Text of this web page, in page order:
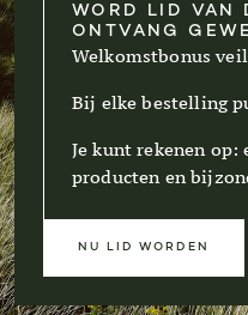
WORD LID VAN
ONTVANG
Welkomstbonus
Bij elke bestelling
Je kunt rekenen
producten en
NU LID WORDEN